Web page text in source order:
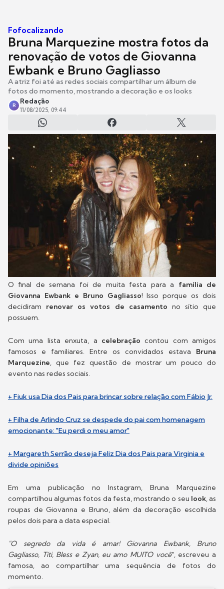
Fofocalizando
Bruna Marquezine mostra fotos da
renovação de votos de Giovanna
Ewbank e Bruno Gagliasso
A atriz foi até as redes sociais compartilhar um álbum de
fotos do momento, mostrando a decoração e os looks
R
Redação
11/08/2025, 09:44
O final de semana foi de muita festa para a família de
Giovanna Ewbank e Bruno Gagliasso! Isso porque os dois
decidiram renovar os votos de casamento no sítio que
possuem.
Com uma lista enxuta, a celebraçãocontou com amigos
famosos e familiares. Entre os convidados estava Bruna
Marquezine, que fez questão de mostrar um pouco do
evento nas redes sociais.
+ Fiuk usa Dia dos Pais para brincar sobre relação com Fábio Jr.
+ Filha de Arlindo Cruz se despede do pai com homenagem
emocionante: "Eu perdi o meu amor"
+ Margareth Serrão deseja Feliz Dia dos Pais para Virginia e
divide opiniões
Em uma publicação no Instagram, Bruna Marquezine
compartilhou algumas fotos da festa, mostrando o seu look, as
roupas de Giovanna e Bruno, além da decoração escolhida
pelos dois para a data especial.
"O segredo da vida é amar! Giovanna Ewbank, Bruno
Gagliasso, Títi, Bless e Zyan, eu amo MUITO você", escreveu a
famosa, ao compartilhar uma sequência de fotos do
momento.